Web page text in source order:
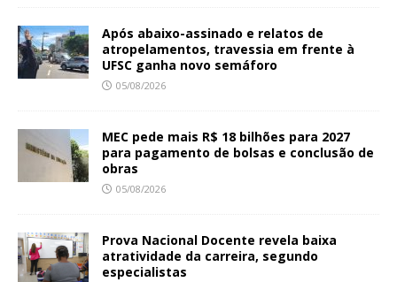
Após abaixo-assinado e relatos de
atropelamentos, travessia em frente à
UFSC ganha novo semáforo
05/08/2026
MEC pede mais R$ 18 bilhões para 2027
para pagamento de bolsas e conclusão de
obras
05/08/2026
Prova Nacional Docente revela baixa
atratividade da carreira, segundo
especialistas